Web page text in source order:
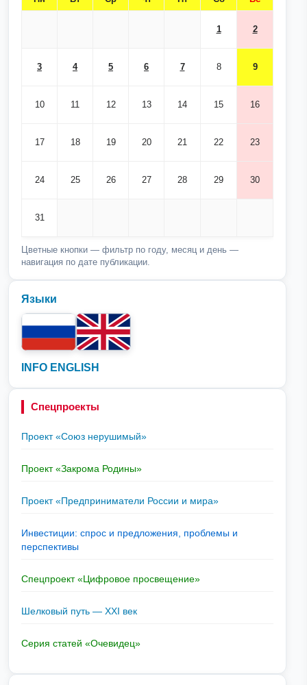
1 2
3 4 5 6 7 8 9
10 11 12 13 14 15 16
17 18 19 20 21 22 23
24 25 26 27 28 29 30
31
Цветные кнопки — фильтр по году, месяц и день —
навигация по дате публикации.
Языки
INFO ENGLISH
Спецпроекты
Проект «Союз нерушимый»
Проект «Закрома Родины»
Проект «Предприниматели России и мира»
Инвестиции: спрос и предложения, проблемы и
перспективы
Спецпроект «Цифровое просвещение»
Шелковый путь — XXI век
Серия статей «Очевидец»